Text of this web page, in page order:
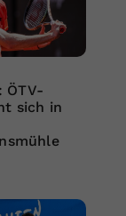
ÖTV-
sich in